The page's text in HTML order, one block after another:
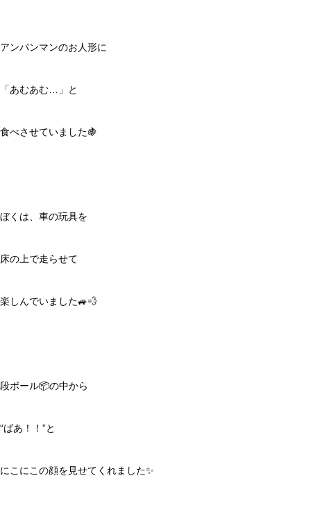
アンパンマンのお人形に
「あむあむ…」と
食べさせていました🍇
ぼくは、車の玩具を
床の上で走らせて
楽しんでいました🚙💨
段ボール📦の中から
“ばあ！！”と
にこにこの顔を見せてくれました✨